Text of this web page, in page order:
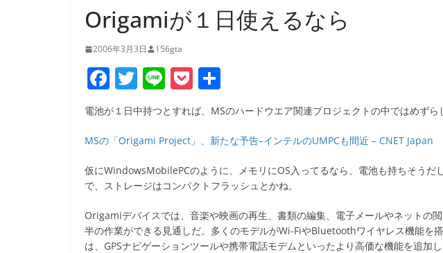
Origamiが１日使えるなら
2006年3月3日 156gta
F
a
c
e
b
o
o
k
T
w
itt
er
Li
n
e
P
o
ck
et
有
電池が１日中持つとすれば、MSのハードウエア関連プロジェクトの中ではめず
MSの「Origami Project」、新たな予告–インテルのUMPCも間近 – CNET Japan
仮にWindowsMobilePCのように、メモリにOS入ってるなら、電池も持ちそうだ
で、ストレージはコンパクトフラッシュとかね。
Origamiデバイスでは、音楽や映画の再生、書類の編集、電子メールやネットの
半の作業ができる見通しだ。多くのモデルがWi-FiやBluetoothワイヤレス機能を
は、GPSナビゲーションツールや携帯電話モデムといったより高価な機能を追加し